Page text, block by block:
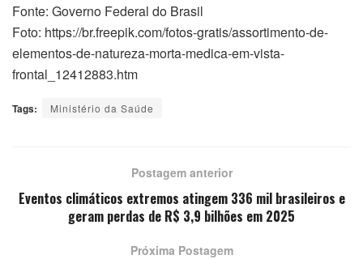
Fonte: Governo Federal do Brasil
Foto: https://br.freepik.com/fotos-gratis/assortimento-de-
elementos-de-natureza-morta-medica-em-vista-
frontal_12412883.htm
Tags: Ministério da Saúde
Postagem anterior
Eventos climáticos extremos atingem 336 mil brasileiros e
geram perdas de R$ 3,9 bilhões em 2025
Próxima Postagem